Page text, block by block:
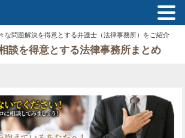
な問題解決を得意とする弁護士（法律事務所）をご紹介
談を得意とする法律事務所まとめ